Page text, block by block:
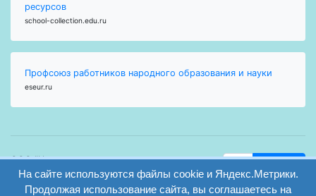
ресурсов
school-collection.edu.ru
Профсоюз работников народного образования и науки
eseur.ru
ООО "Центр
образования и
консалтинга"
вход
Найти
На сайте используются файлы cookie и Яндекс.Метрики.
Продолжая использование сайта, вы соглашаетесь на